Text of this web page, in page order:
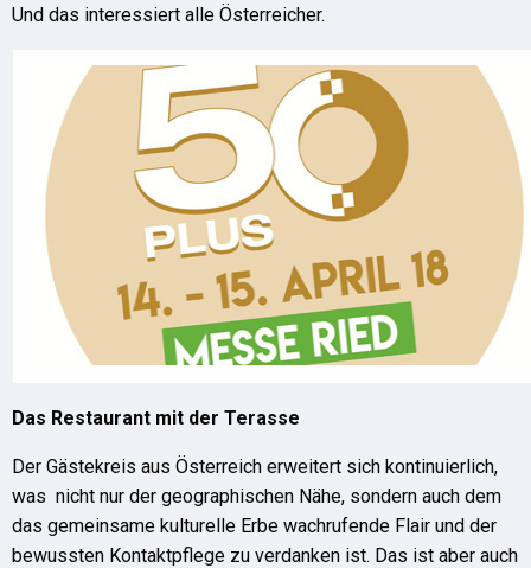
Und das interessiert alle Österreicher.
Das Restaurant mit der Terasse
Der Gästekreis aus Österreich erweitert sich kontinuierlich,
was nicht nur der geographischen Nähe, sondern auch dem
das gemeinsame kulturelle Erbe wachrufende Flair und der
bewussten Kontaktpflege zu verdanken ist. Das ist aber auch